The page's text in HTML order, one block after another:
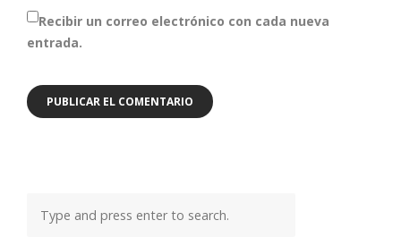
Recibir un correo electrónico con cada nueva
entrada.